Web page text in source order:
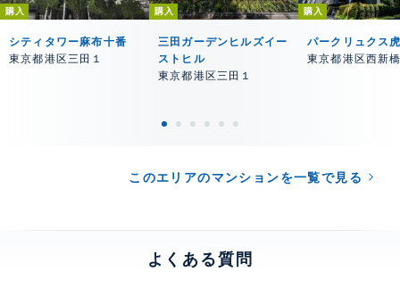
購入
シティタワー麻布十番
東京都港区三田１
購入
三田ガーデンヒルズイー
ストヒル
東京都港区三田１
購入
パークリュクス
東京都港区西新
このエリアのマンションを一覧で見る
よくある質問